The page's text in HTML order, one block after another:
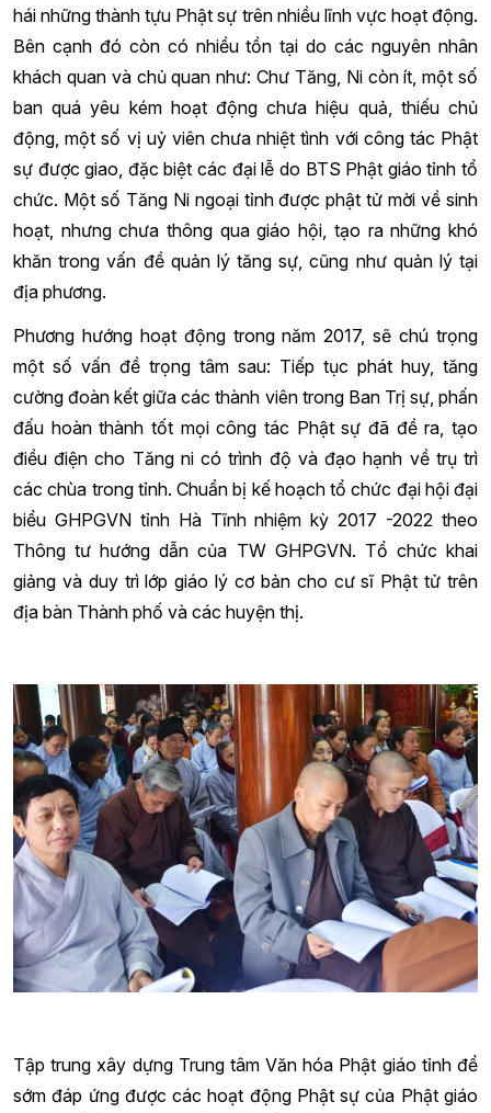
hái những thành tựu Phật sự trên nhiều lĩnh vực hoạt động.
Bên cạnh đó còn có nhiều tồn tại do các nguyên nhân
khách quan và chủ quan như: Chư Tăng, Ni còn ít, một số
ban quá yêu kém hoạt động chưa hiệu quả, thiếu chủ
động, một số vị uỷ viên chưa nhiệt tình với công tác Phật
sự được giao, đặc biệt các đại lễ do BTS Phật giáo tỉnh tổ
chức. Một số Tăng Ni ngoại tỉnh được phật tử mời về sinh
hoạt, nhưng chưa thông qua giáo hội, tạo ra những khó
khăn trong vấn đề quản lý tăng sự, cũng như quản lý tại
địa phương.
Phương hướng hoạt động trong năm 2017, sẽ chú trọng
một số vấn đề trọng tâm sau: Tiếp tục phát huy, tăng
cường đoàn kết giữa các thành viên trong Ban Trị sự, phấn
đấu hoàn thành tốt mọi công tác Phật sự đã đề ra, tạo
điều điện cho Tăng ni có trình độ và đạo hạnh về trụ trì
các chùa trong tỉnh. Chuẩn bị kế hoạch tổ chức đại hội đại
biểu GHPGVN tỉnh Hà Tĩnh nhiệm kỳ 2017 -2022 theo
Thông tư hướng dẫn của TW GHPGVN. Tổ chức khai
giảng và duy trì lớp giáo lý cơ bản cho cư sĩ Phật tử trên
địa bàn Thành phố và các huyện thị.
Tập trung xây dựng Trung tâm Văn hóa Phật giáo tỉnh để
sớm đáp ứng được các hoạt động Phật sự của Phật giáo